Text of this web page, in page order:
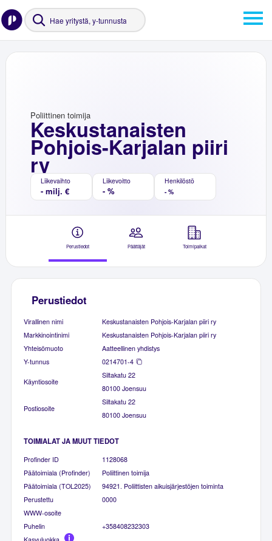
Keskustanaisten
Pohjois-Karjalan piiri
ry
Poliittinen toimija
Liikevaihto
- milj. €
Liikevoitto
- %
Henkilöstö
- %
Perustiedot Päättäjät Toimipaikat
Perustiedot
Virallinen nimi
Keskustanaisten Pohjois-Karjalan piiri ry
Markkinointinimi
Keskustanaisten Pohjois-Karjalan piiri ry
Yhteisömuoto
Aatteellinen yhdistys
Y-tunnus
0214701-4
Käyntiosoite
Siltakatu 22
80100 Joensuu
Postiosoite
Siltakatu 22
80100 Joensuu
TOIMIALAT JA MUUT TIEDOT
Profinder ID
1128068
Päätoimiala (Profinder)
Poliittinen toimija
Päätoimiala (TOL2025)
94921. Poliittisten aikuisjärjestöjen toiminta
Perustettu
0000
WWW-osoite
Puhelin
+358408232303